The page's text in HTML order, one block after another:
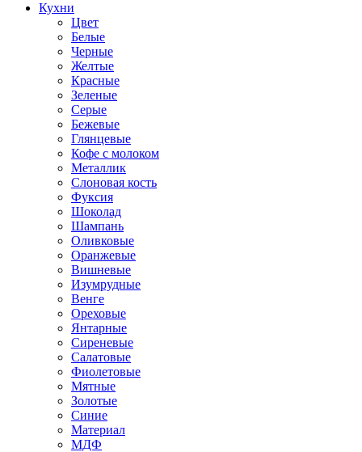
Кухни
Цвет
Белые
Черные
Желтые
Красные
Зеленые
Серые
Бежевые
Глянцевые
Кофе с молоком
Металлик
Слоновая кость
Фуксия
Шоколад
Шампань
Оливковые
Оранжевые
Вишневые
Изумрудные
Венге
Ореховые
Янтарные
Сиреневые
Салатовые
Фиолетовые
Мятные
Золотые
Синие
Материал
МДФ